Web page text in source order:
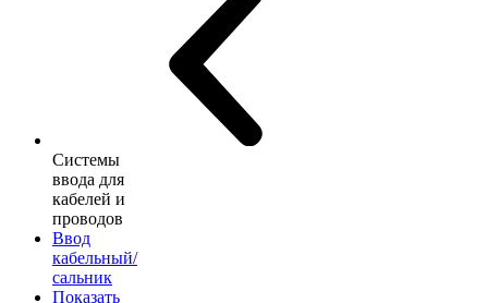
Системы
ввода для
кабелей и
проводов
Ввод
кабельный/
сальник
Показать